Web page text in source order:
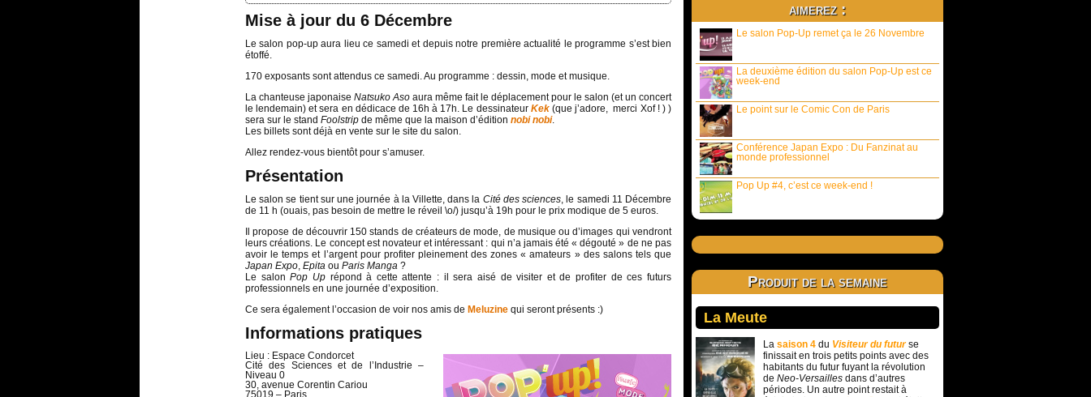
Mise à jour du 6 Décembre
Le salon pop-up aura lieu ce samedi et depuis notre première actualité le programme s’est bien
étoffé.
170 exposants sont attendus ce samedi. Au programme : dessin, mode et musique.
La chanteuse japonaise Natsuko Aso aura même fait le déplacement pour le salon (et un concert
le lendemain) et sera en dédicace de 16h à 17h. Le dessinateur Kek (que j’adore, merci Xof ! ) )
sera sur le stand Foolstrip de même que la maison d’édition nobi nobi.
Les billets sont déjà en vente sur le site du salon.
Allez rendez-vous bientôt pour s’amuser.
Présentation
Le salon se tient sur une journée à la Villette, dans la Cité des sciences, le samedi 11 Décembre
de 11 h (ouais, pas besoin de mettre le réveil \o/) jusqu’à 19h pour le prix modique de 5 euros.
Il propose de découvrir 150 stands de créateurs de mode, de musique ou d’images qui vendront
leurs créations. Le concept est novateur et intéressant : qui n’a jamais été « dégouté » de ne pas
avoir le temps et l’argent pour profiter pleinement des zones « amateurs » des salons tels que
Japan Expo, Epita ou Paris Manga ?
Le salonPop Uprépond à cette attente : il sera aisé de visiter et de profiter de ces futurs
professionnels en une journée d’exposition.
Ce sera également l’occasion de voir nos amis de Meluzine qui seront présents :)
Informations pratiques
Lieu : Espace Condorcet
Cité des Sciences et de l’Industrie –
Niveau 0
30, avenue Corentin Cariou
75019 – Paris
aimerez :
Le salon Pop-Up remet ça le 26 Novembre
La deuxième édition du salon Pop-Up est ce
week-end
Le point sur le Comic Con de Paris
Conférence Japan Expo : Du Fanzinat au
monde professionnel
Pop Up #4, c’est ce week-end !
Produit de la semaine
La Meute
La saison 4 du Visiteur du futurse
finissait en trois petits points avec des
habitants du futur fuyant la révolution
de Neo-Versailles dans d’autres
périodes. Un autre point restait à